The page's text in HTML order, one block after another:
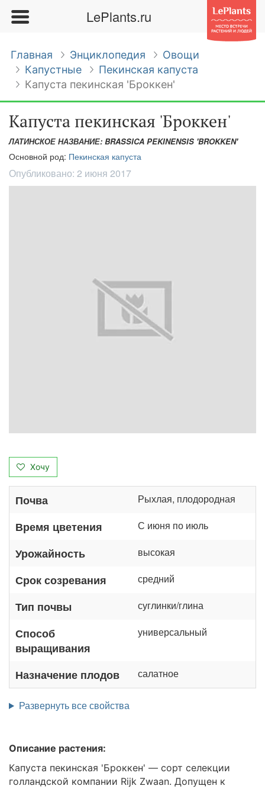
LePlants.ru
Главная Энциклопедия
Овощи
Капустные
Пекинская капуста
Капуста пекинская 'Броккен'
Капуста пекинская 'Броккен'
ЛАТИНСКОЕ НАЗВАНИЕ: BRASSICA PEKINENSIS 'BROKKEN'
Основной род: Пекинская капуста
Опубликовано: 2 июня 2017
Хочу
Почва Рыхлая, плодородная
Время цветения С июня по июль
Урожайность высокая
Срок созревания средний
Тип почвы суглинки/глина
Способ
выращивания
универсальный
Назначение плодов салатное
Развернуть все свойства
Описание растения:
Капуста пекинская 'Броккен' — сорт селекции
голландской компании Rijk Zwaan. Допущен к